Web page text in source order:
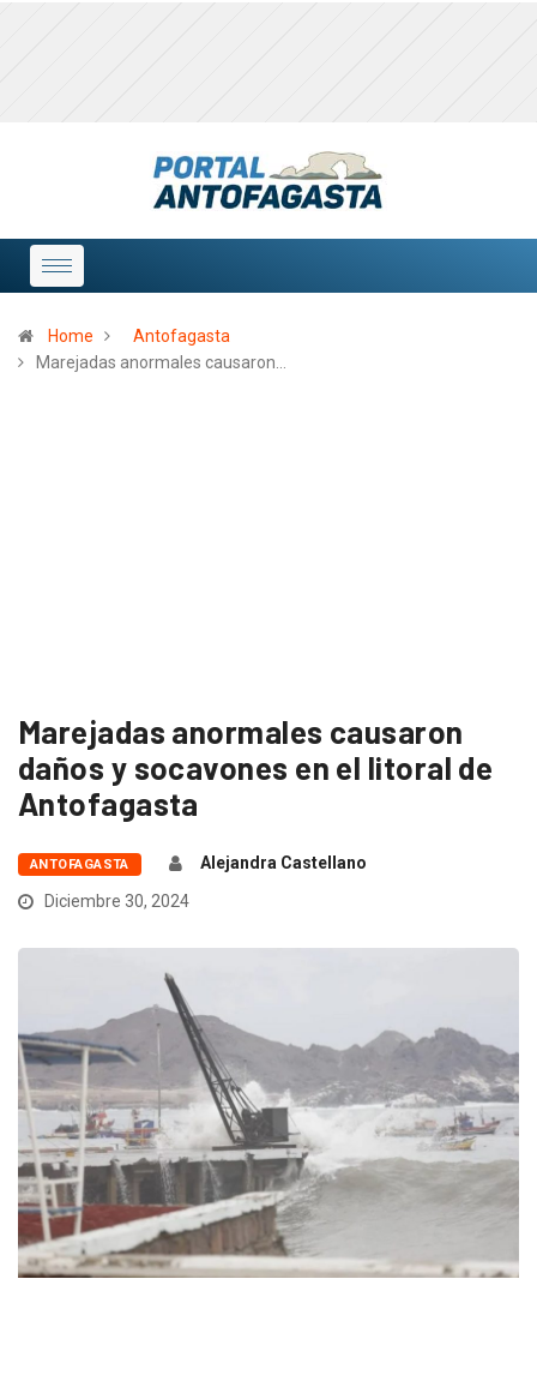
Home
Antofagasta
Marejadas anormales causaron…
Marejadas anormales causaron
daños y socavones en el litoral de
Antofagasta
ANTOFAGASTA
Alejandra Castellano
Diciembre 30, 2024